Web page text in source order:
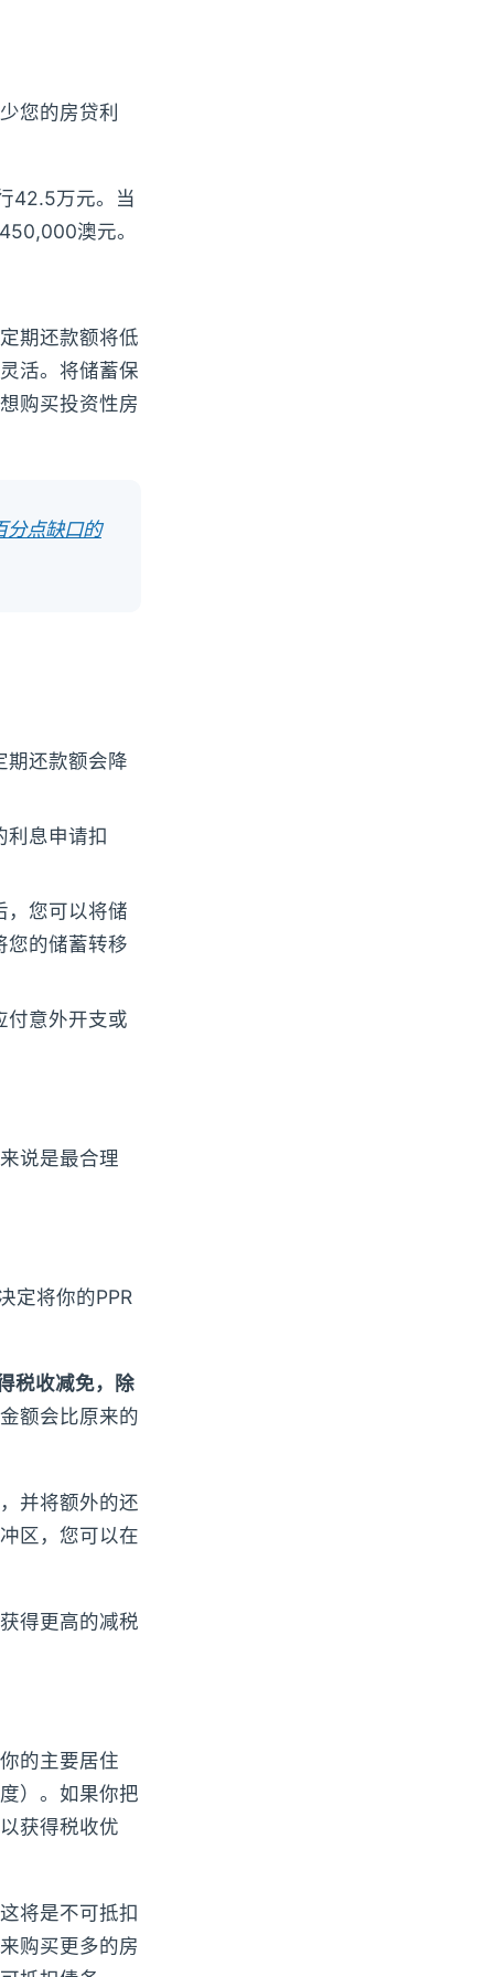
您的房贷利
42.5万元。当
澳元。
期还款额将低
活。将储蓄保
购买投资性房
点缺口的
期还款额会降
利息申请扣
，您可以将储
您的储蓄转移
付意外开支或
说是最合理
定将你的PPR
税收减免，除
额会比原来的
并将额外的还
区，您可以在
得更高的减税
的主要居住
）。如果你把
获得税收优
将是不可抵扣
购买更多的房